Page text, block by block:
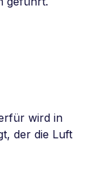
wird in
der die Luft